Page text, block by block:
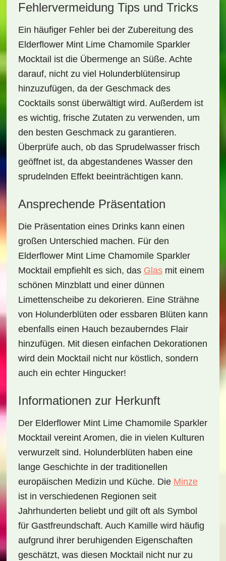
Fehlervermeidung Tips und Tricks
Ein häufiger Fehler bei der Zubereitung des
Elderflower Mint Lime Chamomile Sparkler
Mocktail ist die Übermenge an Süße. Achte
darauf, nicht zu viel Holunderblütensirup
hinzuzufügen, da der Geschmack des
Cocktails sonst überwältigt wird. Außerdem ist
es wichtig, frische Zutaten zu verwenden, um
den besten Geschmack zu garantieren.
Überprüfe auch, ob das Sprudelwasser frisch
geöffnet ist, da abgestandenes Wasser den
sprudelnden Effekt beeinträchtigen kann.
Ansprechende Präsentation
Die Präsentation eines Drinks kann einen
großen Unterschied machen. Für den
Elderflower Mint Lime Chamomile Sparkler
Mocktail empfiehlt es sich, das Glasmit einem
schönen Minzblattund einer dünnen
Limettenscheibe zu dekorieren. Eine Strähne
von Holunderblüten oder essbaren Blüten kann
ebenfalls einen Hauch bezauberndes Flair
hinzufügen. Mit diesen einfachen Dekorationen
wird dein Mocktail nicht nur köstlich, sondern
auch ein echter Hingucker!
Informationen zur Herkunft
Der Elderflower Mint Lime Chamomile Sparkler
Mocktail vereint Aromen, die in vielen Kulturen
verwurzelt sind. Holunderblüten haben eine
lange Geschichte in der traditionellen
europäischen Medizin und Küche. Die Minze
ist in verschiedenen Regionen seit
Jahrhunderten beliebt und gilt oft als Symbol
für Gastfreundschaft. Auch Kamille wird häufig
aufgrund ihrer beruhigenden Eigenschaften
geschätzt, was diesen Mocktail nicht nur zu